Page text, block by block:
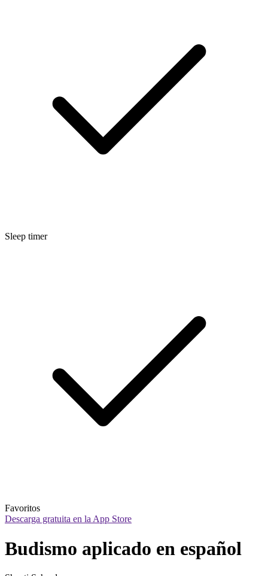
Sleep timer
Favoritos
Descarga gratuita en la App Store
Budismo aplicado en español